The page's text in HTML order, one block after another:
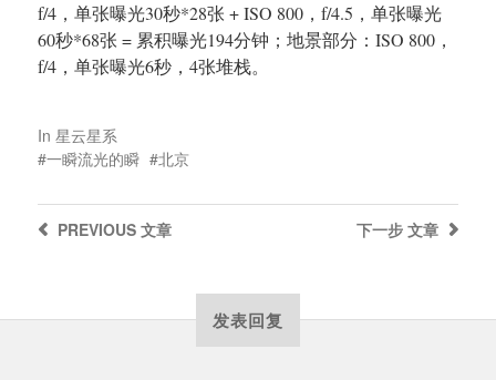
f/4，单张曝光30秒*28张 + ISO 800，f/4.5，单张曝光
60秒*68张 = 累积曝光194分钟；地景部分：ISO 800，
f/4，单张曝光6秒，4张堆栈。
In 星云星系
一瞬流光的瞬
北京
下一步 文章
PREVIOUS文章
发表回复